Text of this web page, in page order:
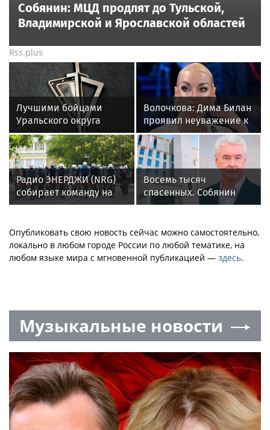
Собянин: МЦД продлят до Тульской,
Владимирской и Ярославской областей
Rss.plus
Лучшими бойцами
Уральского округа
Росгвардии стали
военнослужащие
озерского соединения
по охране важных
государственных
объектов
Волочкова: Дима Билан
проявил неуважение к
зрителям на своем
концерте в Москве
Радио ЭНЕРДЖИ (NRG)
собирает команду на
Tour de Russie в
Восемь тысяч
спасенных. Собянин
рассказал о Центре
Опубликовать свою новость сейчас можно самостоятельно,
локально в любом городе России по любой тематике, на
любом языке мира с мгновенной публикацией — здесь.
Музыкальные новости